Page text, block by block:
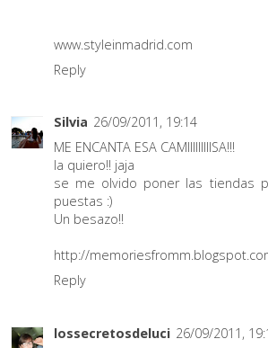
www.styleinmadrid.com
Reply
Silvia 26/09/2011, 19:14
ME ENCANTA ESA CAMIIIIIIIIISA!!!
la quiero!! jaja
se me olvido poner las tiendas
puestas :)
Un besazo!!
http://
Reply
lossecretosdeluci 26/09/2011,